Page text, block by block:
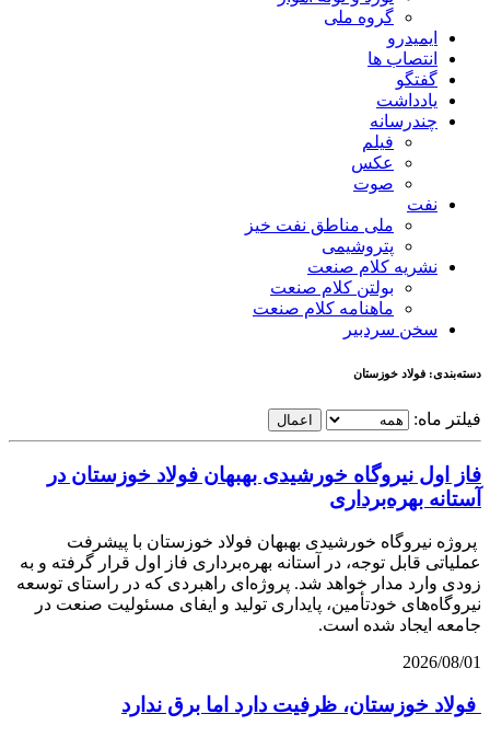
گروه ملی
ایمیدرو
انتصاب ها
گفتگو
یادداشت
چندرسانه
فیلم
عکس
صوت
نفت
ملی مناطق نفت خیز
پتروشیمی
نشریه کلام صنعت
بولتن کلام صنعت
ماهنامه کلام صنعت
سخن سردبیر
دسته‌بندی: فولاد خوزستان
فیلتر ماه: اعمال
فاز اول نیروگاه خورشیدی بهبهان فولاد خوزستان در
آستانه بهره‌برداری
پروژه نیروگاه خورشیدی بهبهان فولاد خوزستان با پیشرفت
عملیاتی قابل‌ توجه، در آستانه بهره‌برداری فاز اول قرار گرفته و به‌
زودی وارد مدار خواهد شد. پروژه‌ای راهبردی که در راستای توسعه
نیروگاه‌های خودتأمین، پایداری تولید و ایفای مسئولیت صنعت در
جامعه ایجاد شده است.
2026/08/01
فولاد خوزستان، ظرفیت دارد اما برق ندارد